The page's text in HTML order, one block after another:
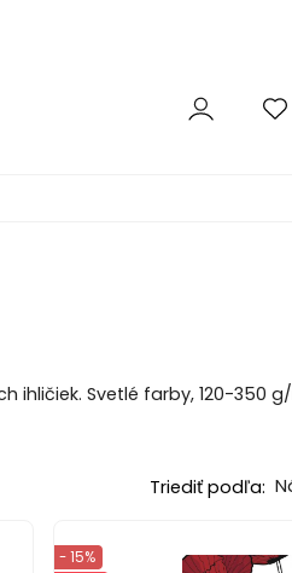
Svetlé farby, 120-350
Triediť podľa:
- 15%